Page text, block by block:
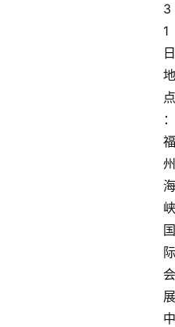
3
1
日
地
点
：
福
州
海
峡
国
际
会
展
中